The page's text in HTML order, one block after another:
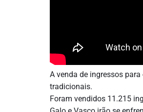
A venda de ingressos
tradicionais.
Foram vendidos 11.215